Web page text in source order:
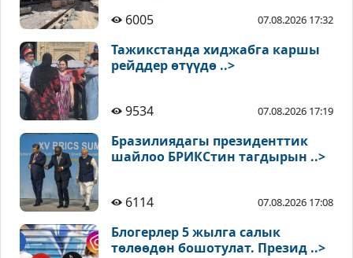
6005
07.08.2026 17:32
Тажикстанда хиджабга каршы
рейддер өтүүдө ..>
9534 07.08.2026 17:19
Бразилиядагы президенттик
шайлоо БРИКСтин тагдырын ..>
6114 07.08.2026 17:08
Блогерлер 5 жылга салык
төлөөдөн бошотулат. Презид ..>